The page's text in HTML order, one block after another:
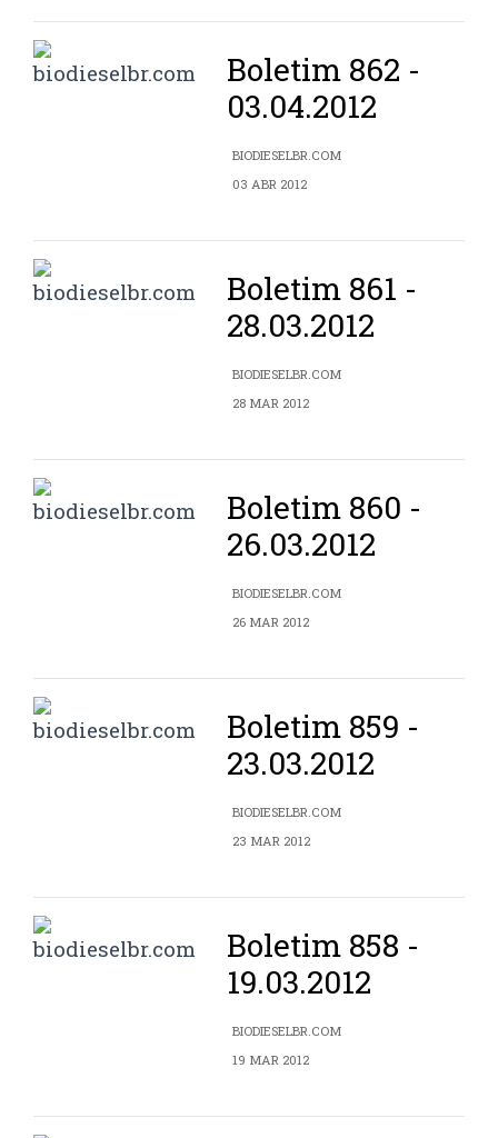
Boletim 862 -
03.04.2012
BIODIESELBR.COM
03 ABR 2012
Boletim 861 -
28.03.2012
BIODIESELBR.COM
28 MAR 2012
Boletim 860 -
26.03.2012
BIODIESELBR.COM
26 MAR 2012
Boletim 859 -
23.03.2012
BIODIESELBR.COM
23 MAR 2012
Boletim 858 -
19.03.2012
BIODIESELBR.COM
19 MAR 2012